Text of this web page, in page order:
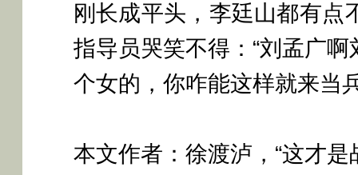
刚长成平头，李廷山都有点
指导员哭笑不得： “刘孟广
个女的，你咋能这样就来当
本文作者：徐渡泸， “这才